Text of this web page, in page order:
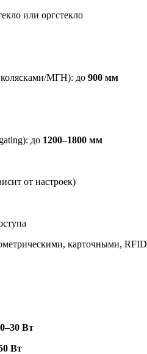
или оргстекло
колясками/МГН): до 900 мм
до 1200–1800 мм
от настроек)
карточными,
Вт
Вт